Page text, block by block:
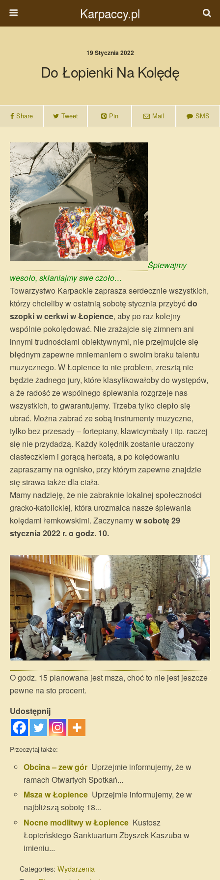
Karpaccy.pl
19 Stycznia 2022
Do Łopienki Na Kolędę
Share Tweet Pin Mail SMS
Śpiewajmy
wesoło, skłaniajmy swe czoło…
Towarzystwo Karpackie zaprasza serdecznie wszystkich,
którzy chcieliby w ostatnią sobotę stycznia przybyćdo
szopki w cerkwi w Łopience, aby po raz kolejny
wspólnie pokolędować. Nie zrażajcie się zimnem ani
innymi trudnościami obiektywnymi, nie przejmujcie się
błędnym zapewne mniemaniem o swoim braku talentu
muzycznego. W Łopience to nie problem, zresztą nie
będzie żadnego jury, które klasyfikowałoby do występów,
a że radość ze wspólnego śpiewania rozgrzeje nas
wszystkich, to gwarantujemy. Trzeba tylko ciepło się
ubrać. Można zabrać ze sobą instrumenty muzyczne,
tylko bez przesady – fortepiany, klawicymbały i itp. raczej
się nie przydadzą. Każdy kolędnik zostanie uraczony
ciasteczkiem i gorącą herbatą, a po kolędowaniu
zapraszamy na ognisko, przy którym zapewne znajdzie
się strawa także dla ciała.
Mamy nadzieję, że nie zabraknie lokalnej społeczności
gracko-katolickiej, która urozmaica nasze śpiewania
kolędami łemkowskimi. Zaczynamyw sobotę 29
stycznia 2022 r. o godz. 10.
O godz. 15 planowana jest msza, choć to nie jest jeszcze
pewne na sto procent.
Udostępnij
Przeczytaj także:
Obcina – zew gór Uprzejmie informujemy, że w
ramach Otwartych Spotkań...
Msza w Łopience Uprzejmie informujemy, że w
najbliższą sobotę 18...
Nocne modlitwy w Łopience Kustosz
Łopieńskiego Sanktuarium Zbyszek Kaszuba w
imieniu...
Categories: Wydarzenia